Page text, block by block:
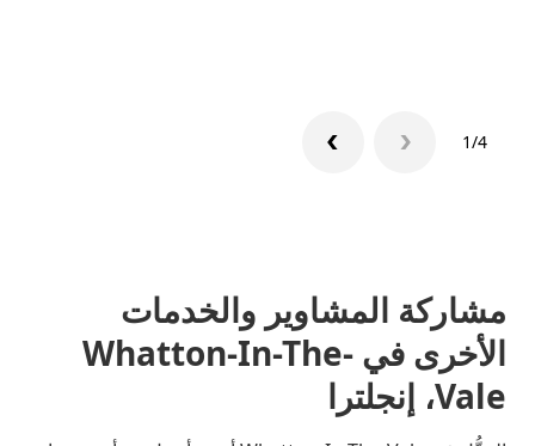
1/4
مشاركة المشاوير والخدمات
الأخرى في Whatton-In-The-
Vale، إنجلترا